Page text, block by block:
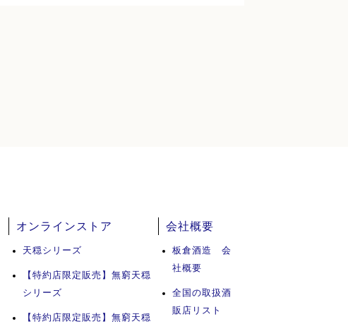
オンラインストア
天穏シリーズ
【特約店限定販売】無窮天穏
シリーズ
【特約店限定販売】無窮天穏
会社概要
板倉酒造 会
社概要
全国の取扱酒
販店リスト